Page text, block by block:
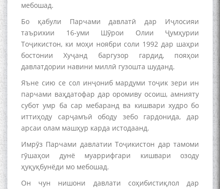
мебошад.
Бо қабули Парчами давлатӣ дар Иҷлосияи
таърихии 16-уми Шӯрои Олии Ҷумҳурии
Тоҷикистон, ки моҳи ноябри соли 1992 дар шаҳри
бостонии Хуҷанд баргузор гардид, пояҳои
давлатдории навини миллӣ гузошта шуданд.
Яъне сию се сол инҷониб мардуми тоҷик зери ин
парчами ваҳдатофар дар оромиву осоиш, амнияту
субот умр ба сар мебаранд ва кишвари худро бо
иттиҳоду сарҷамъӣ ободу зебо гардонида, дар
арсаи олам машҳур карда истодаанд.
Имрӯз Парчами давлатии Тоҷикистон дар тамоми
гӯшаҳои дунё муаррифгари кишвари озоду
ҳуқуқбунёди мо мебошад.
Он чун нишони давлати соҳибистиқлол дар
МАВЛОНО ҶАЛОЛИДДИНИ
БАЛХӢ БУЗУРГТАРИН
МУТАФАККИР ВА ОРИФИ
ЗАБОНУ АДАБИ ТОҶИК
به عبارت دیگر: گفتگو با مومن
قناعت Mumin Qanoat